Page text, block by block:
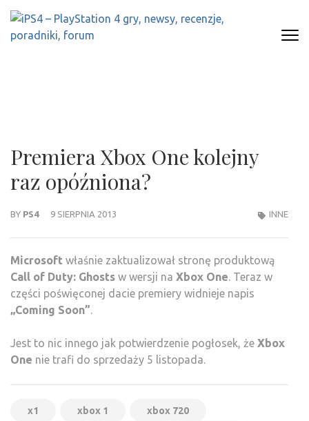
Skip
content
Premiera Xbox One kolejny
raz opóźniona?
BY PS4 9 SIERPNIA 2013 INNE
Microsoft właśnie zaktualizował stronę produktową
Call of Duty: Ghosts w wersji na Xbox One. Teraz w
części poświęconej dacie premiery widnieje napis
„Coming Soon”.
Jest to nic innego jak potwierdzenie pogłosek, że Xbox
One nie trafi do sprzedaży 5 listopada.
x1 xbox 1 xbox 720